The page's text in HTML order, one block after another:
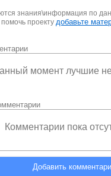
знания\информация по
помочь проекту добавьте
момент лучшие
Комментарии пока
Добавить